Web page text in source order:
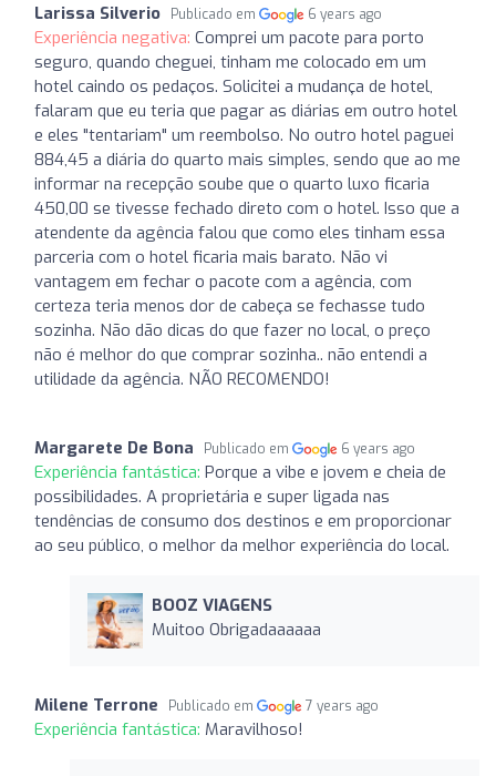
Larissa Silverio Publicado em 6 years ago
Experiência negativa: Comprei um pacote para porto
seguro, quando cheguei, tinham me colocado em um
hotel caindo os pedaços. Solicitei a mudança de hotel,
falaram que eu teria que pagar as diárias em outro hotel
e eles "tentariam" um reembolso. No outro hotel paguei
884,45 a diária do quarto mais simples, sendo que ao me
informar na recepção soube que o quarto luxo ficaria
450,00 se tivesse fechado direto com o hotel. Isso que a
atendente da agência falou que como eles tinham essa
parceria com o hotel ficaria mais barato. Não vi
vantagem em fechar o pacote com a agência, com
certeza teria menos dor de cabeça se fechasse tudo
sozinha. Não dão dicas do que fazer no local, o preço
não é melhor do que comprar sozinha.. não entendi a
utilidade da agência. NÃO RECOMENDO!
Margarete De Bona Publicado em 6 years ago
Experiência fantástica: Porque a vibe e jovem e cheia de
possibilidades. A proprietária e super ligada nas
tendências de consumo dos destinos e em proporcionar
ao seu público, o melhor da melhor experiência do local.
BOOZ VIAGENS
Muitoo Obrigadaaaaaa
Milene Terrone Publicado em 7 years ago
Experiência fantástica: Maravilhoso!